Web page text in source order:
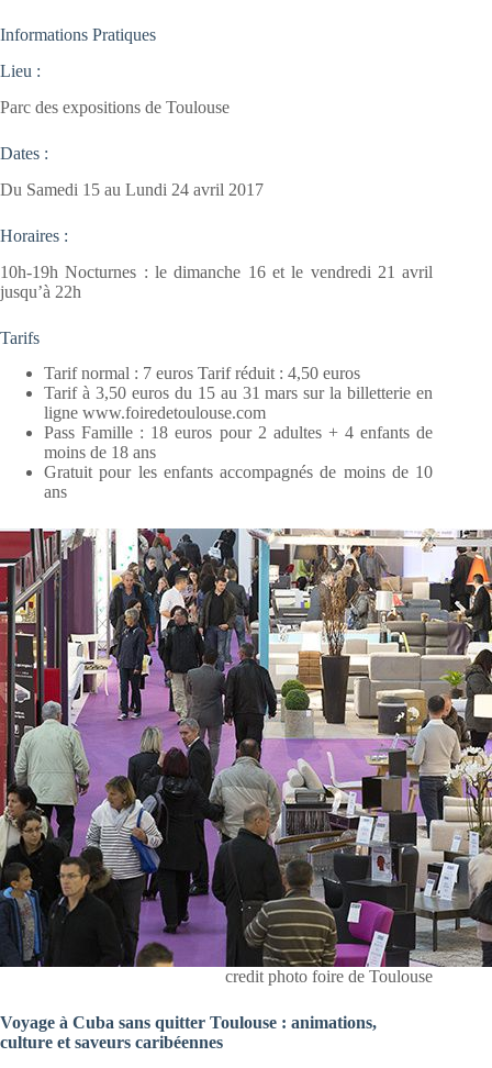
Informations Pratiques
Lieu :
Parc des expositions de Toulouse
Dates :
Du Samedi 15 au Lundi 24 avril 2017
Horaires :
10h-19h Nocturnes : le dimanche 16 et le vendredi 21 avril
jusqu’à 22h
Tarifs
Tarif normal : 7 euros Tarif réduit : 4,50 euros
Tarif à 3,50 euros du 15 au 31 mars sur la billetterie en
ligne www.foiredetoulouse.com
Pass Famille : 18 euros pour 2 adultes + 4 enfants de
moins de 18 ans
Gratuit pour les enfants accompagnés de moins de 10
ans
credit photo foire de Toulouse
Voyage à Cuba sans quitter Toulouse : animations,
culture et saveurs caribéennes